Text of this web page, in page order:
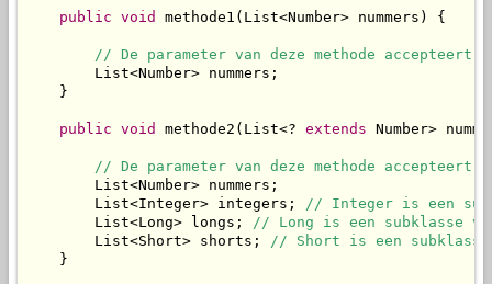
public void methode1(List<Number> nummers) {
// De parameter van deze methode
        List<Number> nummers;
    }
public void methode2(List<? extends Number>
// De parameter van deze methode
        List<Number> nummers;
        List<Integer> integers;
// Integer is een
        List<Long> longs;
// Long is een subklasse
        List<Short> shorts;
// Short is een subklasse
    }